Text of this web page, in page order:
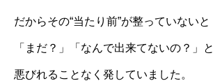
だからその“当たり前”が整っていないと
「まだ？」「なんで出来てないの？」と
悪びれることなく発していました。